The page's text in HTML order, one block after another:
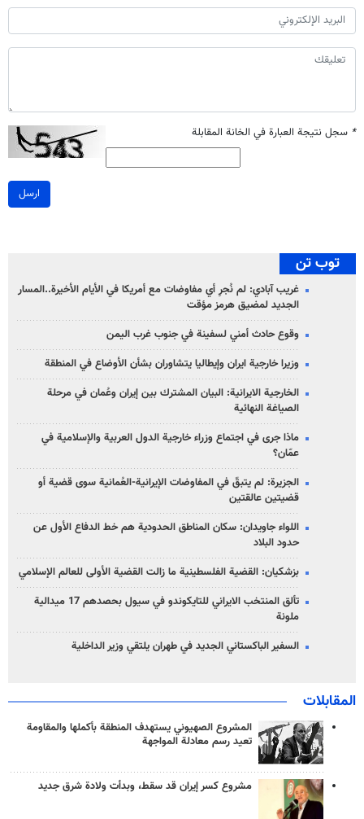
* سجل نتيجة العبارة في الخانة المقابلة
ارسل
توب تن
غريب آبادي: لم نُجرِ أي مفاوضات مع أمريكا في الأيام الأخيرة..المسار
الجديد لمضيق هرمز مؤقت
وقوع حادث أمني لسفينة في جنوب غرب اليمن
وزيرا خارجية ايران وإيطاليا يتشاوران بشأن الأوضاع في المنطقة
الخارجية الايرانية: البيان المشترك بين إيران وعُمان في مرحلة
الصياغة النهائية
ماذا جرى في اجتماع وزراء خارجية الدول العربية والإسلامية في
عمّان؟
الجزيرة: لم يتبقّ في المفاوضات الإيرانية-العُمانية سوى قضية أو
قضيتين عالقتين
اللواء جاويدان: سكان المناطق الحدودية هم خط الدفاع الأول عن
حدود البلاد
بزشكيان: القضية الفلسطينية ما زالت القضية الأولى للعالم الإسلامي
تألق المنتخب الايراني للتايكوندو في سيول بحصدهم 17 ميدالية
ملونة
السفير الباكستاني الجديد في طهران يلتقي وزير الداخلية
المقابلات
المشروع الصهيوني يستهدف المنطقة بأكملها والمقاومة
تعيد رسم معادلة المواجهة
مشروع كسر إيران قد سقط، وبدأت ولادة شرق جديد